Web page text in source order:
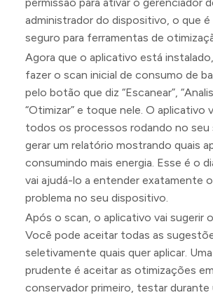
administrador do dispositivo, o que é
seguro para ferramentas de
Agora que o aplicativo está
fazer o scan inicial de consumo de
pelo botão que diz “Escanear”,
“Otimizar” e toque nele. O aplicativo
todos os processos rodando no seu
gerar um relatório mostrando quais
consumindo mais energia. Esse é o
vai ajudá-lo a entender exatamente
problema no seu dispositivo.
Após o scan, o aplicativo vai sugerir
Você pode aceitar todas as
seletivamente quais quer aplicar.
prudente é aceitar as otimizações
conservador primeiro, testar durante